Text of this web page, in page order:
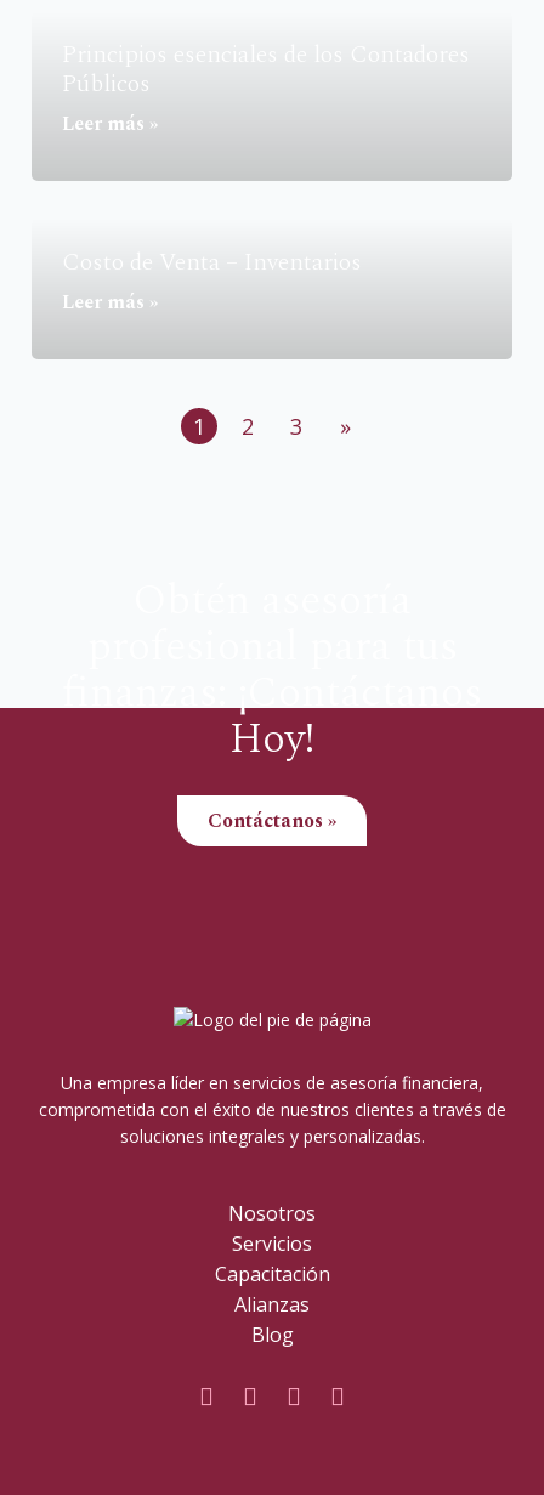
Públicos
Leer más »
Costo de Venta – Inventarios
Leer más »
1 2 3 »
finanzas: ¡Contáctanos
Hoy!
Contáctanos »
Una empresa líder en servicios de asesoría financiera,
comprometida con el éxito de nuestros clientes a través de
soluciones integrales y personalizadas.
Nosotros
Servicios
Capacitación
Alianzas
Blog